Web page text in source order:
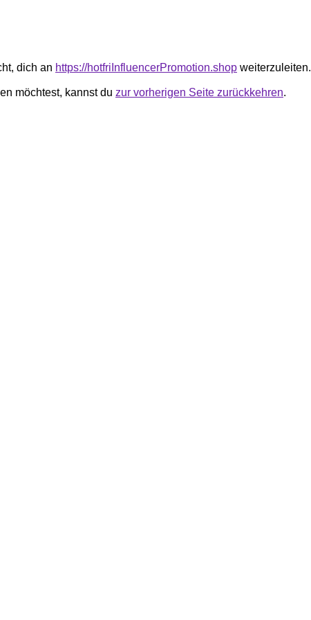
dich an https://hotfriInfluencerPromotion.shop weiterzuleiten.
möchtest, kannst du zur vorherigen Seite zurückkehren.